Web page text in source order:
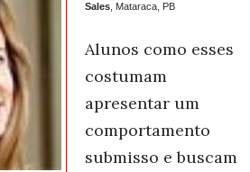
Sales , Mataraca, PB
Alunos como esses
costumam
apresentar um
comportamento
submisso e buscam